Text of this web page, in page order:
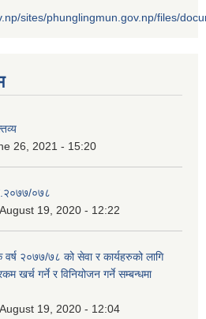
sites/phunglingmun.gov.np/files/
26, 2021 - 15:20
०७८
19, 2020 - 12:22
२०७७/७८ को सेवा र कार्यहरुको लागि
खर्च गर्ने र विनियोजन गर्ने सम्बन्धमा
19, 2020 - 12:04